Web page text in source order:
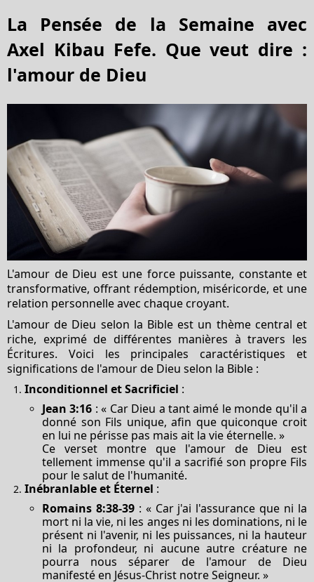
La Pensée de la Semaine avec
Axel Kibau Fefe. Que veut dire :
l'amour de Dieu
L'amour de Dieu est une force puissante, constante et
transformative, offrant rédemption, miséricorde, et une
relation personnelle avec chaque croyant.
L'amour de Dieu selon la Bible est un thème central et
riche, exprimé de différentes manières à travers les
Écritures. Voici les principales caractéristiques et
significations de l'amour de Dieu selon la Bible :
Inconditionnel et Sacrificiel :
Jean 3:16 : « Car Dieu a tant aimé le monde qu'il a
donné son Fils unique, afin que quiconque croit
en lui ne périsse pas mais ait la vie éternelle. »
Ce verset montre que l'amour de Dieu est
tellement immense qu'il a sacrifié son propre Fils
pour le salut de l'humanité.
Inébranlable et Éternel :
Romains 8:38-39: « Car j'ai l'assurance que ni la
mort ni la vie, ni les anges ni les dominations, ni le
présent ni l'avenir, ni les puissances, ni la hauteur
ni la profondeur, ni aucune autre créature ne
pourra nous séparer de l'amour de Dieu
manifesté en Jésus-Christ notre Seigneur. »